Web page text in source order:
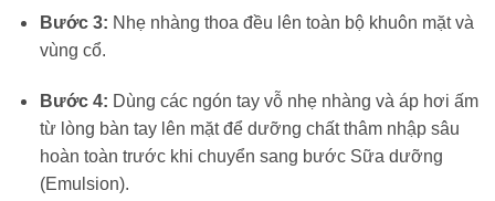
Bước 3: Nhẹ nhàng thoa đều lên toàn bộ khuôn mặt và
vùng cổ.
Bước 4: Dùng các ngón tay vỗ nhẹ nhàng và áp hơi ấm
từ lòng bàn tay lên mặt để dưỡng chất thâm nhập sâu
hoàn toàn trước khi chuyển sang bước Sữa dưỡng
(Emulsion).